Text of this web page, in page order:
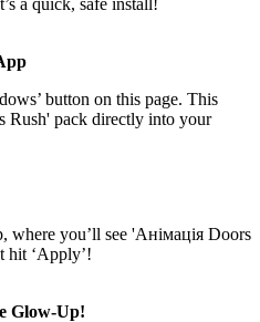
button on this page. This
Rush' pack directly into your
where you’ll see 'Анімація Doors
hit ‘Apply’!
Glow-Up!